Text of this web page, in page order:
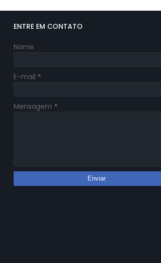
ENTRE EM CONTATO
Nome
E-mail *
Mensagem *